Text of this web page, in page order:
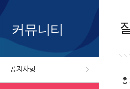
커뮤니티
공지사항
총